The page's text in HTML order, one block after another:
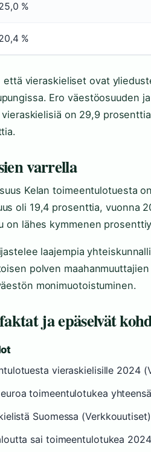
%
%
että vieraskieliset ovat
Ero väestöosuuden
vieraskielisiä on 29,9
varrella
Kelan toimeentulotuesta
oli 19,4 prosenttia, vuonna
on lähes kymmenen
laajempia
polven
monimuotoistuminen.
ja epäselvät
vieraskielisille 2024
toimeentulotukea
Suomessa (Verkkouutiset)
sai toimeentulotukea